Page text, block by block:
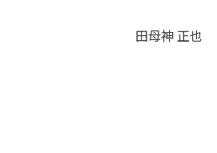
田母神 正也